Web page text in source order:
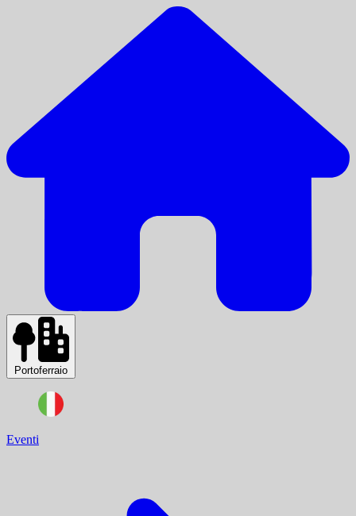
Portoferraio
Eventi